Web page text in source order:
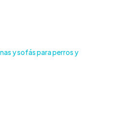
y sofás para perros y